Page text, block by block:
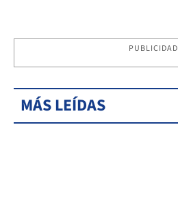
PUBLICIDAD
MÁS LEÍDAS